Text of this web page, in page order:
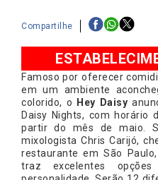
Compartilhe
Famoso por oferecer
em um ambiente
colorido, o
Hey Daisy
Daisy Nights, com horário
partir do mês de maio.
mixologista Chris Carijó,
restaurante em São
traz excelentes